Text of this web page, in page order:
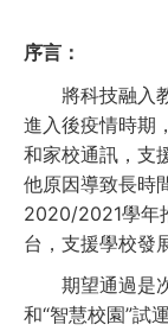
序言：
將科技融入教
進入後疫情時期
和家校通訊，支
他原因導致長時
2020/2021學年
台，支援學校發
期望通過是次
和“智慧校園”試